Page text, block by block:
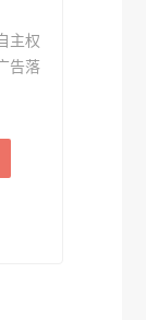
主权
告落